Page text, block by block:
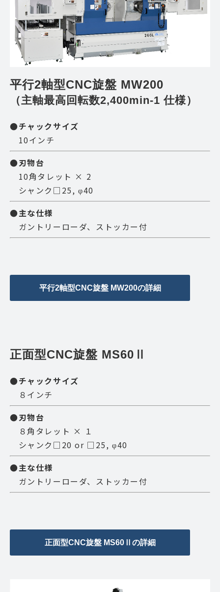
平行2軸型CNC旋盤 MW200
（主軸最高回転数2,400min-1 仕様）
●チャックサイズ
10インチ
●刃物台
10角タレット × 2
シャンク□25, φ40
●主な仕様
ガントリーローダ、ストッカー付
平行2軸型CNC旋盤 MW200の詳細
正面型CNC旋盤 MS60Ⅱ
●チャックサイズ
８インチ
●刃物台
８角タレット × １
シャンク□20 or □25, φ40
●主な仕様
ガントリーローダ、ストッカー付
正面型CNC旋盤 MS60Ⅱの詳細